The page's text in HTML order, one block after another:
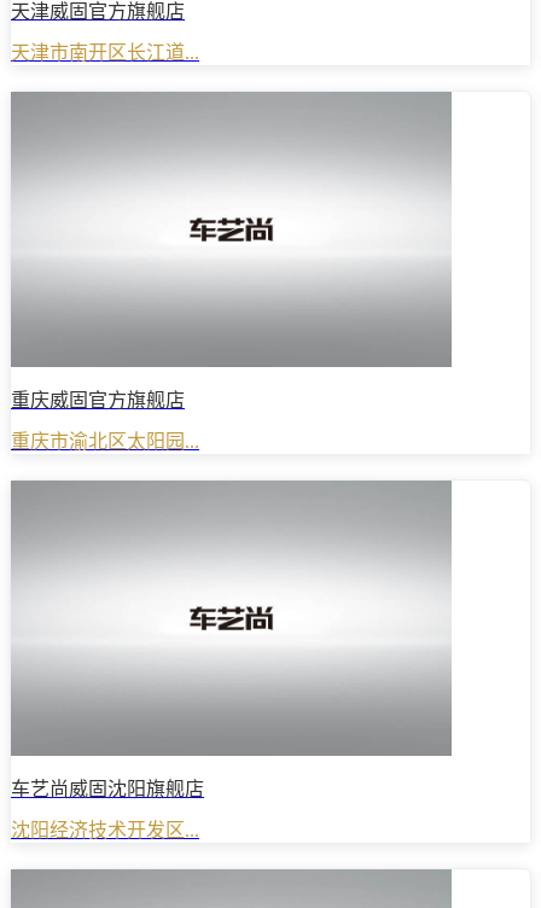
天津威固官方旗舰店
天津市南开区长江道...
重庆威固官方旗舰店
重庆市渝北区太阳园...
车艺尚威固沈阳旗舰店
沈阳经济技术开发区...